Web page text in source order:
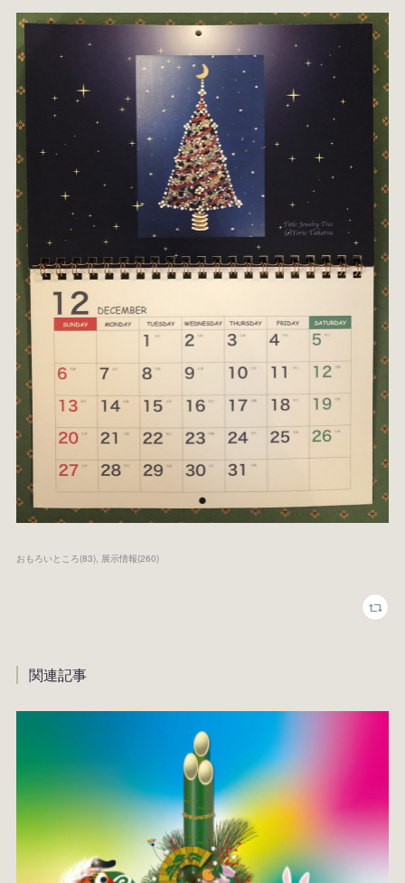
おもろいところ(83) 展示情報(260)
関連記事